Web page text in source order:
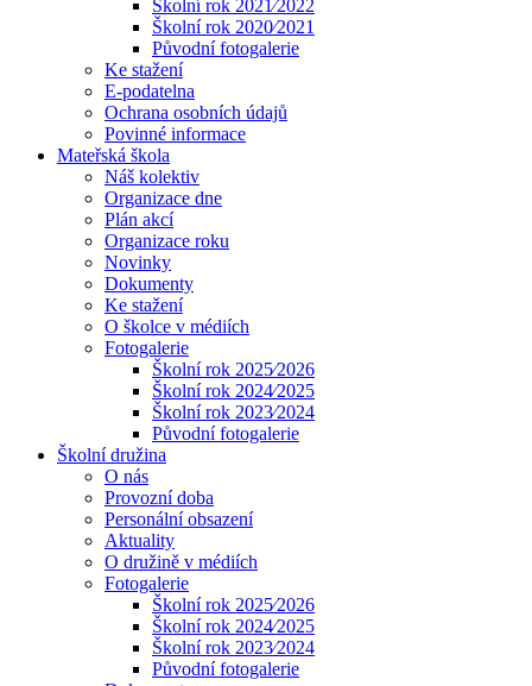
Školní rok 2021⁄2022
Školní rok 2020⁄2021
Původní fotogalerie
Ke stažení
E-podatelna
Ochrana osobních údajů
Povinné informace
Mateřská škola
Náš kolektiv
Organizace dne
Plán akcí
Organizace roku
Novinky
Dokumenty
Ke stažení
O školce v médiích
Fotogalerie
Školní rok 2025⁄2026
Školní rok 2024⁄2025
Školní rok 2023⁄2024
Původní fotogalerie
Školní družina
O nás
Provozní doba
Personální obsazení
Aktuality
O družině v médiích
Fotogalerie
Školní rok 2025⁄2026
Školní rok 2024⁄2025
Školní rok 2023⁄2024
Původní fotogalerie